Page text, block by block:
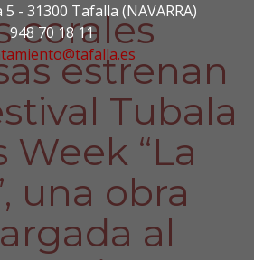
- 31300 Tafalla (NAVARRA)
948 70 18 11
corales
estrenan
Tubala
Week “La
una obra
al